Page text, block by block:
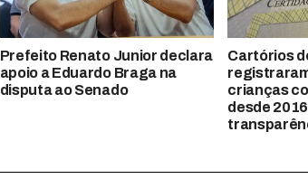
Prefeito Renato Junior declara
apoio a Eduardo Braga na
disputa ao Senado
Cartórios
crianças
desde